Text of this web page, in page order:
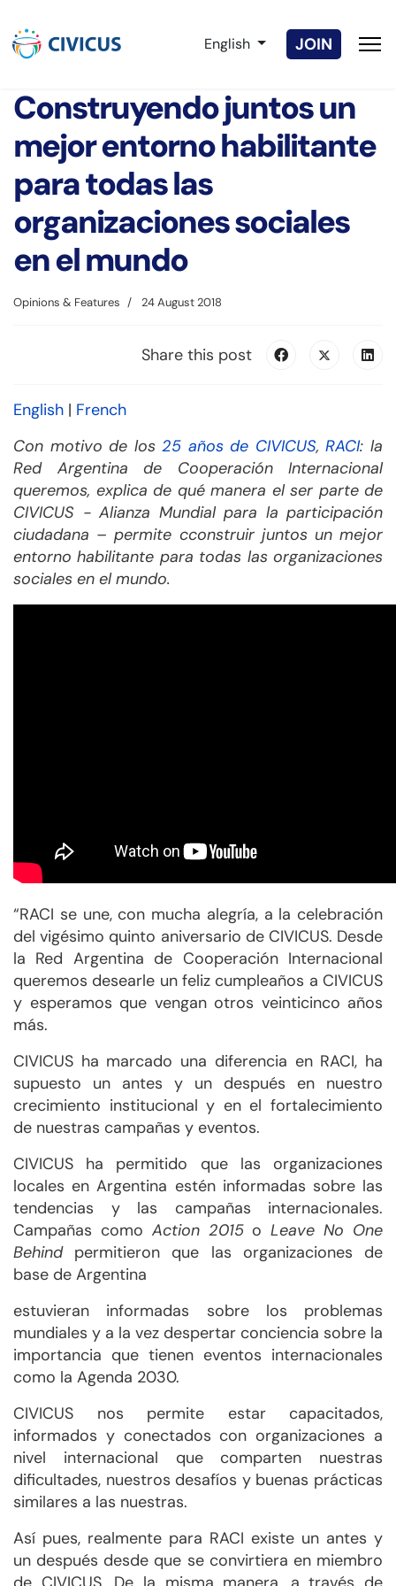
Select your language
English JOIN
Construyendo juntos un
mejor entorno habilitante
para todas las
organizaciones sociales
en el mundo
Opinions & Features 24 August 2018
Share this post
English | French
Con motivo de los25 años de CIVICUS,RACI:la
Red Argentina de Cooperación Internacional
queremos, explica de qué manera el ser parte de
CIVICUS - Alianza Mundial para la participación
ciudadana – permite cconstruir juntos un mejor
entorno habilitante para todas las organizaciones
sociales en el mundo.
“RACI se une, con mucha alegría, a la celebración
del vigésimo quinto aniversario de CIVICUS. Desde
la Red Argentina de Cooperación Internacional
queremos desearle un feliz cumpleaños a CIVICUS
y esperamos que vengan otros veinticinco años
más.
CIVICUS ha marcado una diferencia en RACI, ha
supuesto un antes y un después en nuestro
crecimiento institucional y en el fortalecimiento
de nuestras campañas y eventos.
CIVICUS ha permitido que las organizaciones
locales en Argentina estén informadas sobre las
tendencias y las campañas internacionales.
Campañas como Action 2015oLeave No One
Behindpermitieron que las organizaciones de
base de Argentina
estuvieran informadas sobre los problemas
mundiales y a la vez despertar conciencia sobre la
importancia que tienen eventos internacionales
como la Agenda 2030.
CIVICUS nos permite estar capacitados,
informados y conectados con organizaciones a
nivel internacional que comparten nuestras
dificultades, nuestros desafíos y buenas prácticas
similares a las nuestras.
Así pues, realmente para RACI existe un antes y
un después desde que se convirtiera en miembro